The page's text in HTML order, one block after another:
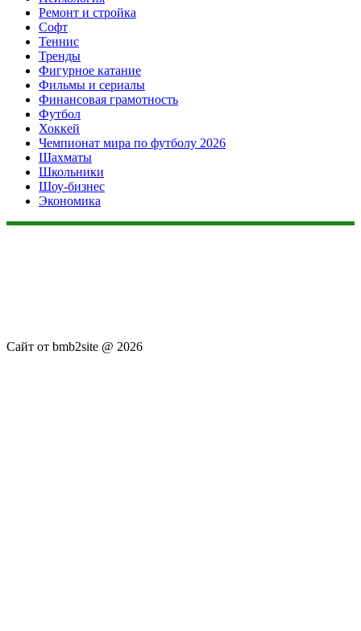
Ремонт и стройка
Софт
Теннис
Тренды
Фигурное катание
Фильмы и сериалы
Финансовая грамотность
Футбол
Хоккей
Чемпионат мира по футболу 2026
Шахматы
Школьники
Шоу-бизнес
Экономика
Сайт от bmb2site @ 2026